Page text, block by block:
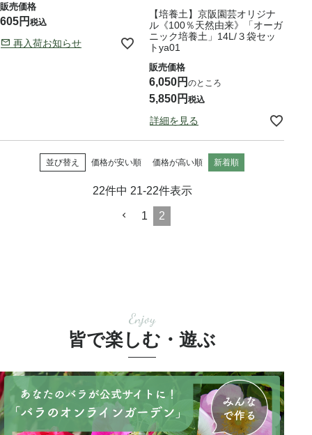
605 税込
再入荷お知らせ
【培養土】京阪園芸オリジナ
ル《100％天然由来》「オーガ
ニック培養土」14L/３袋セッ
トya01
6,050 のところ
5,850 税込
詳細を見る
並び替え 価格が安い順 価格が高い順 新着順
22件中 21-22件表示
1 2
Enjoy
皆で楽しむ・遊ぶ